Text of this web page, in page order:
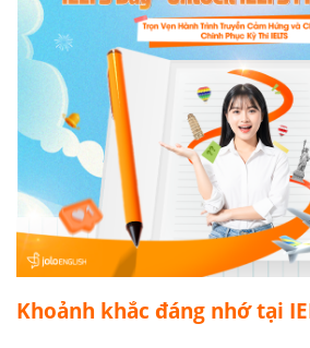
Khoảnh khắc đáng nhớ tại